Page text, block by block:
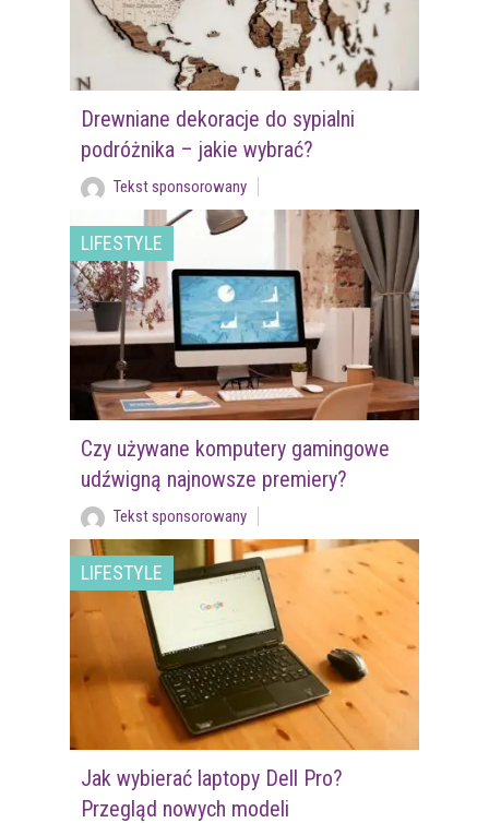
Drewniane dekoracje do sypialni
podróżnika – jakie wybrać?
Tekst sponsorowany
LIFESTYLE
Czy używane komputery gamingowe
udźwigną najnowsze premiery?
Tekst sponsorowany
LIFESTYLE
Jak wybierać laptopy Dell Pro?
Przegląd nowych modeli